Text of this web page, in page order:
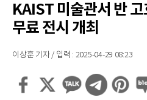
KAIST 미술관서 반
무료 전시 개최
이상훈 기자 / 입력 : 2025-04-29 08:23